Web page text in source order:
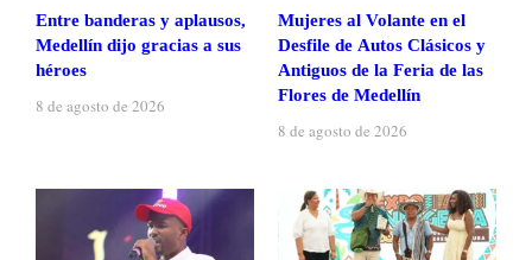
Entre banderas y aplausos,
Medellín dijo gracias a sus
héroes
8 de agosto de 2026
Mujeres al Volante en el
Desfile de Autos Clásicos y
Antiguos de la Feria de las
Flores de Medellín
8 de agosto de 2026